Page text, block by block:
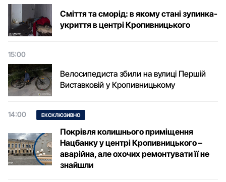
Сміття та сморід: в якому стані зупинка-
укриття в центрі Кропивницького
15:00
Велосипедиста збили на вулиці Першій
Виставковій у Кропивницькому
14:00 ЕКСКЛЮЗИВНО
Покрівля колишнього приміщення
Нацбанку у центрі Кропивницького –
аварійна, але охочих ремонтувати її не
знайшли